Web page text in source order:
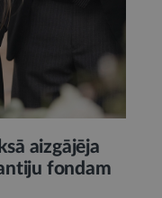
aizgājēja
fondam